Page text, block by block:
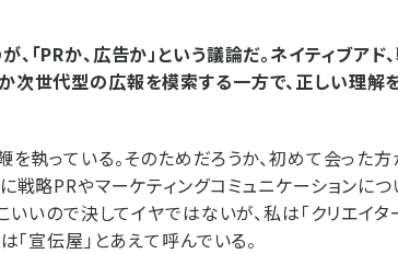
「PRか、広告か」という議論だ。ネイティブアド
次世代型の広報を模索する一方で、正しい理解
っている。そのためだろうか、初めて会った方
戦略PRやマーケティングコミュニケーションに
いいので決してイヤではないが、私は「クリエイタ
「宣伝屋」とあえて呼んでいる。